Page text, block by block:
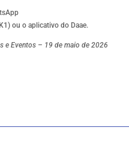
ou o aplicativo do Daae.
e Eventos – 19 de maio de 2026